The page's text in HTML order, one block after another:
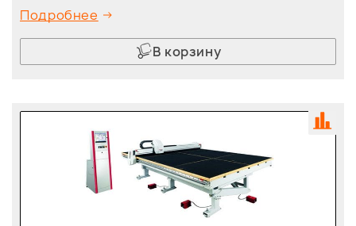
Подробнее
В корзину